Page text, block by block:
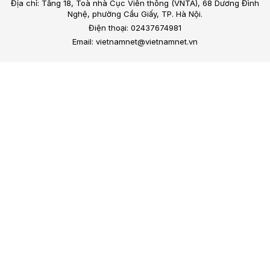
Địa chỉ: Tầng 18, Toà nhà Cục Viễn thông (VNTA), 68 Dương Đình
Nghệ, phường Cầu Giấy, TP. Hà Nội.
Điện thoại: 02437674981
Email: vietnamnet@vietnamnet.vn